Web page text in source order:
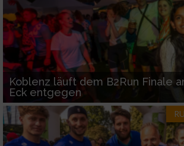
Koblenz läuft dem B2Run Finale
Eck entgegen